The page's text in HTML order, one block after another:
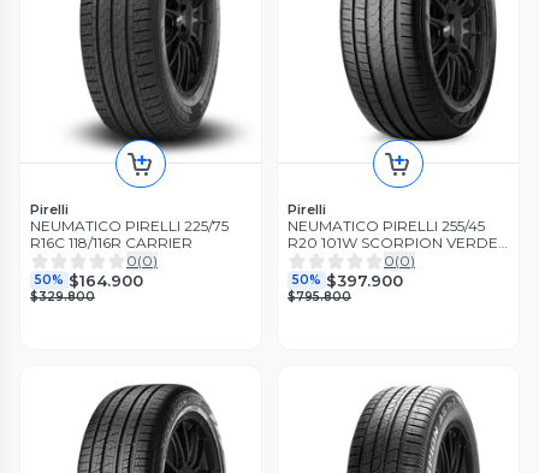
Pirelli
NEUMATICO PIRELLI 225/75
R16C 118/116R CARRIER
0(0)
50% $164.900
$329.800
Pirelli
NEUMATICO PIRELLI 255/45
R20 101W SCORPION VERDE
MO
0(0)
50% $397.900
$795.800